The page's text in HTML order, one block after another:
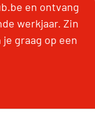
en ontvang
werkjaar. Zin
graag op een